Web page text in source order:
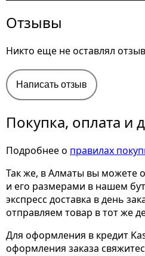
Отзывы
Никто еще не оставлял
Написать отзыв
Покупка, оплата и
Подробнее о правилах
Так же, в Алматы вы можете
и его размерами в нашем
экспресс доставка в день
отправляем товар в тот же
Для оформления в кредит
оформления заказа